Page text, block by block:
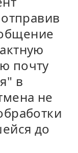
почту
в
не
до